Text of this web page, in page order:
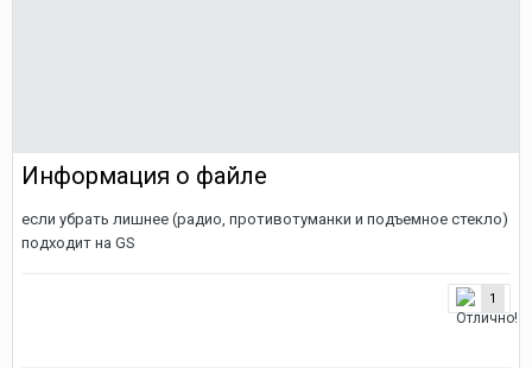
Информация о файле
если убрать лишнее (радио, противотуманки и подъемное стекло)
подходит на GS
1